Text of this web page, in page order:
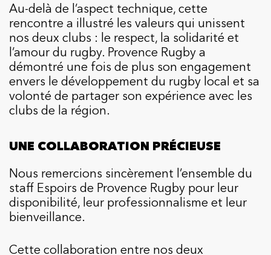
Au-delà de l’aspect technique, cette
rencontre a illustré les valeurs qui unissent
nos deux clubs : le respect, la solidarité et
l’amour du rugby. Provence Rugby a
démontré une fois de plus son engagement
envers le développement du rugby local et sa
volonté de partager son expérience avec les
clubs de la région.
UNE COLLABORATION PRÉCIEUSE
Nous remercions sincèrement l’ensemble du
staff Espoirs de Provence Rugby pour leur
disponibilité, leur professionnalisme et leur
bienveillance.
Cette collaboration entre nos deux